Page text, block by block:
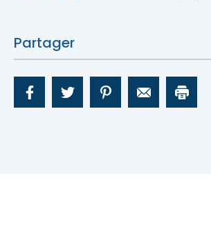
Partager